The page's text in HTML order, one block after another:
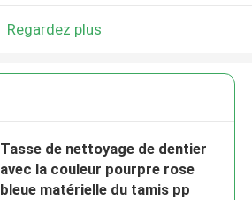
Regardez plus
Tasse de nettoyage de dentier
avec la couleur pourpre rose
bleue matérielle du tamis pp